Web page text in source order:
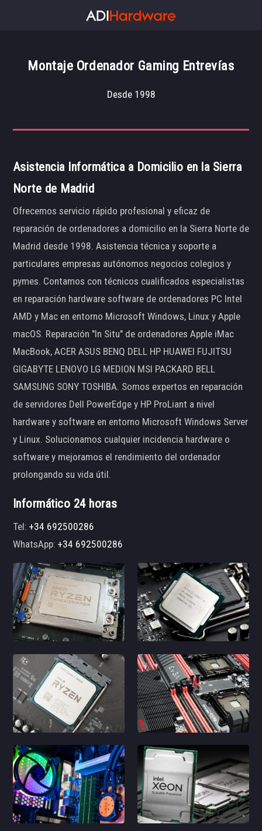
Montaje Ordenador Gaming Entrevías
Desde 1998
Asistencia Informática a Domicilio en la Sierra
Norte de Madrid
Ofrecemos servicio rápido profesional y eficaz de
reparación de ordenadores a domicilio en la Sierra Norte de
Madrid desde 1998. Asistencia técnica y soporte a
particulares empresas autónomos negocios colegios y
pymes. Contamos con técnicos cualificados especialistas
en reparación hardware software de ordenadores PC Intel
AMD y Mac en entorno Microsoft Windows, Linux y Apple
macOS. Reparación "In Situ" de ordenadores Apple iMac
MacBook, ACER ASUS BENQ DELL HP HUAWEI FUJITSU
GIGABYTE LENOVO LG MEDION MSI PACKARD BELL
SAMSUNG SONY TOSHIBA. Somos expertos en reparación
de servidores Dell PowerEdge y HP ProLiant a nivel
hardware y software en entorno Microsoft Windows Server
y Linux. Solucionamos cualquier incidencia hardware o
software y mejoramos el rendimiento del ordenador
prolongando su vida útil.
Informático 24 horas
Tel:+34 692500286
WhatsApp:+34 692500286